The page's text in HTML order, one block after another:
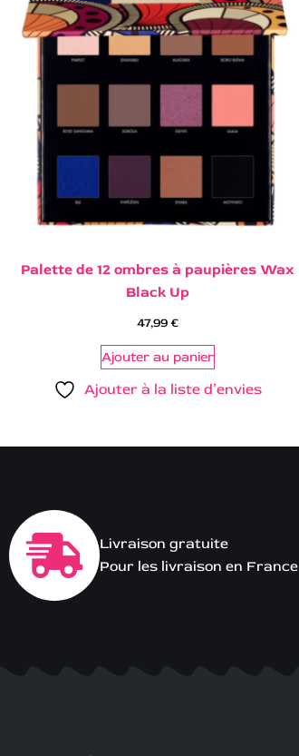
Palette de 12 ombres à paupières Wax
Black Up
47,99€
Ajouter au panier
Ajouter à la liste d’envies
Livraison gratuite
Pour les livraison en France